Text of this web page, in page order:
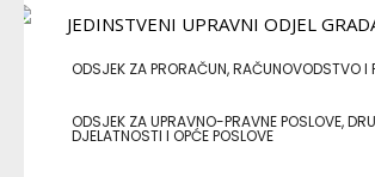
ODSJEK ZA PRORAČUN, RAČUNOVODSTVO I
ODSJEK ZA UPRAVNO-PRAVNE POSLOVE,
DJELATNOSTI I OPĆE POSLOVE